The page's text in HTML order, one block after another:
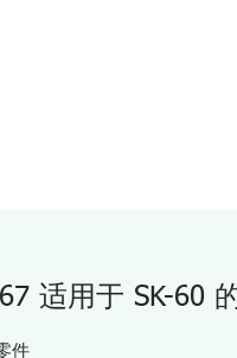
适用于 SK-60
件